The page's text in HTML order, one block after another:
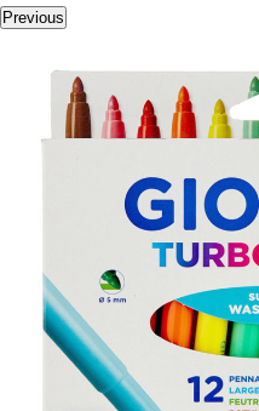
Previous